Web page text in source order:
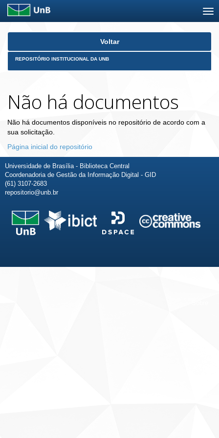
Skip
Voltar
REPOSITÓRIO INSTITUCIONAL DA UNB
Não há documentos
Não há documentos disponíveis no repositório de acordo com a
sua solicitação.
Página inicial do repositório
Universidade de Brasília - Biblioteca Central
Coordenadoria de Gestão da Informação Digital - GID
(61) 3107-2683
repositorio@unb.br